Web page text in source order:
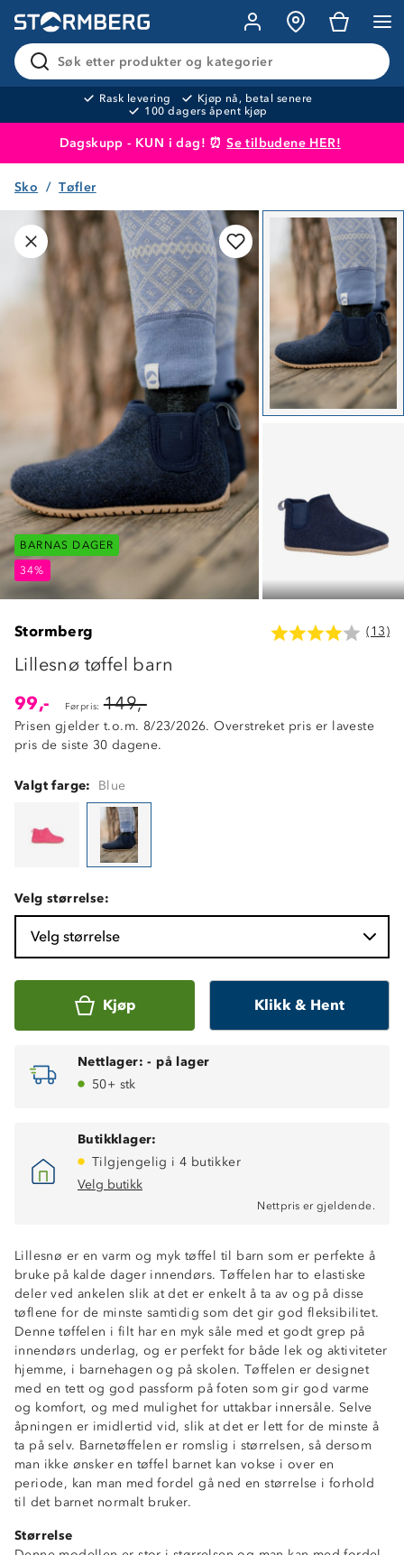
Søk etter produkter og kategorier
Rask levering
Kjøp nå, betal senere
100 dagers åpent kjøp
Dagskupp - KUN i dag! ⏰Se tilbudene HER!
Sko Tøfler
BARNAS DAGER
34%
BARNAS DAGER
BARNAS DAGER
34%
Stormberg (13)
Lillesnø tøffel barn
99,-
Førpris: 149,-
Prisen gjelder t.o.m. 8/23/2026. Overstreket pris er laveste
pris de siste 30 dagene.
Valgt farge: Blue
Velg størrelse:
Velg størrelse
Kjøp Klikk & Hent
Nettlager: - på lager
50+ stk
Butikklager:
Tilgjengelig i 4 butikker
Velg butikk
Nettpris er gjeldende.
Lillesnø er en varm og myk tøffel til barn som er perfekte å
bruke på kalde dager innendørs. Tøffelen har to elastiske
deler ved ankelen slik at det er enkelt å ta av og på disse
tøflene for de minste samtidig som det gir god fleksibilitet.
Denne tøffelen i filt har en myk såle med et godt grep på
innendørs underlag, og er perfekt for både lek og aktiviteter
hjemme, i barnehagen og på skolen. Tøffelen er designet
med en tett og god passform på foten som gir god varme
og komfort, og med mulighet for uttakbar innersåle. Selve
åpningen er imidlertid vid, slik at det er lett for de minste å
ta på selv. Barnetøffelen er romslig i størrelsen, så dersom
man ikke ønsker en tøffel barnet kan vokse i over en
periode, kan man med fordel gå ned en størrelse i forhold
til det barnet normalt bruker.
Størrelse